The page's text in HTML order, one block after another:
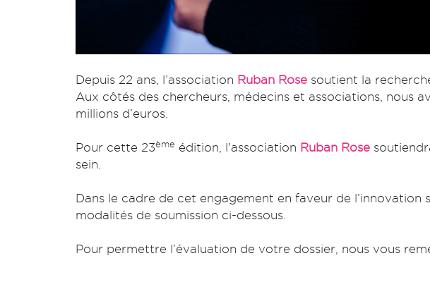
Depuis 22 ans, l’association Ruban Rose soutient la
Aux côtés des chercheurs, médecins et associations, nous
millions d’euros.
Pour cette 23ème édition, l'association Ruban Rose
sein.
Dans le cadre de cet engagement en faveur de
modalités de soumission ci-dessous.
Pour permettre l’évaluation de votre dossier, nous vous